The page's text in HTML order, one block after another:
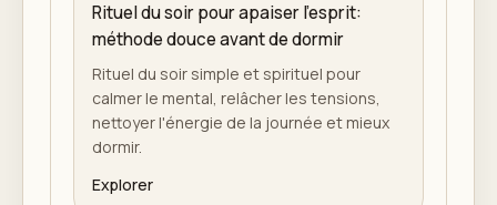
Rituel du soir pour apaiser l'esprit:
méthode douce avant de dormir
Rituel du soir simple et spirituel pour
calmer le mental, relâcher les tensions,
nettoyer l'énergie de la journée et mieux
dormir.
Explorer